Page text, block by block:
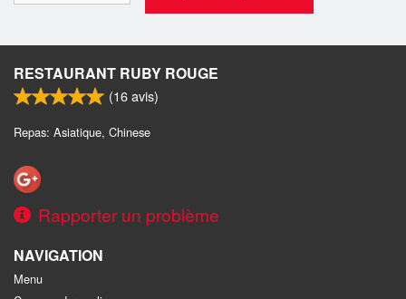
RESTAURANT RUBY ROUGE
(16avis)
Repas: Asiatique, Chinese
Rapporter un problème
NAVIGATION
Menu